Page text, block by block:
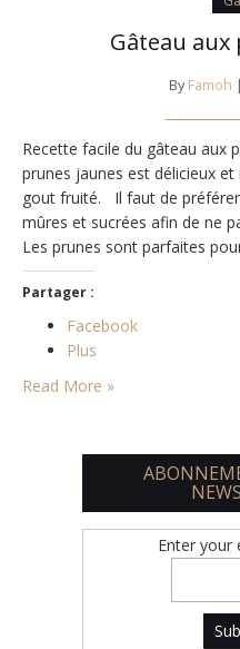
Gâteau
By Famoh |
Recette facile du gâteau aux
prunes jaunes est délicieux
gout fruité. Il faut de
mûres et sucrées afin de ne
Les prunes sont parfaites
dans un gâteau, un…
Partager :
Facebook
Plus
Read More »
Enter your